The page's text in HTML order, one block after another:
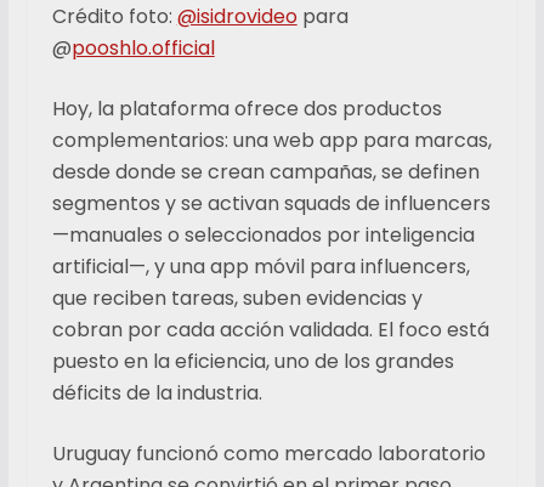
Crédito foto: @isidrovideopara
@pooshlo.official
Hoy, la plataforma ofrece dos productos
complementarios: una web app para marcas,
desde donde se crean campañas, se definen
segmentos y se activan squads de influencers
—manuales o seleccionados por inteligencia
artificial—, y una app móvil para influencers,
que reciben tareas, suben evidencias y
cobran por cada acción validada. El foco está
puesto en la eficiencia, uno de los grandes
déficits de la industria.
Uruguay funcionó como mercado laboratorio